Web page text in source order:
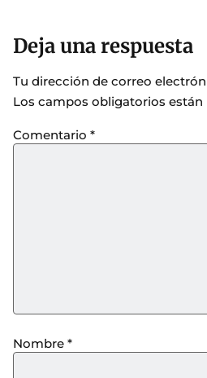
Deja una respuesta
Tu dirección de correo
Los campos obligatorios
Comentario *
Nombre *